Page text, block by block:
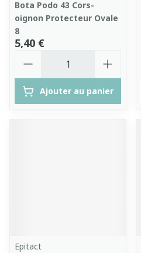
Bota Podo 43 Cors-
oignon Protecteur Ovale
8
5,40 €
Ajouter au panier
Epitact